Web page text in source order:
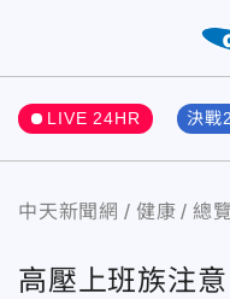
LIVE 24HR 決戰
中天新聞網 健康 總覽
高壓上班族注